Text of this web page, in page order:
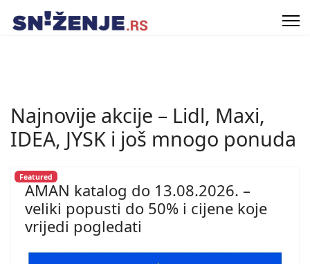
Najnovije akcije – Lidl, Maxi,
IDEA, JYSK i još mnogo ponuda
Featured
AMAN katalog do 13.08.2026. –
veliki popusti do 50% i cijene koje
vrijedi pogledati